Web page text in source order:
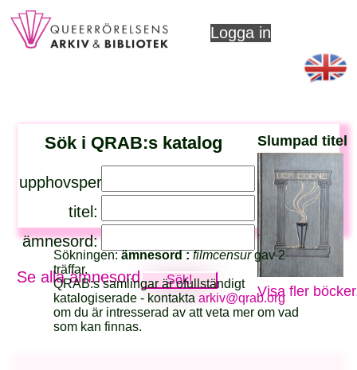
Logga in
Sök i QRAB:s katalog
upphovsperson:
titel:
ämnesord:
Se alla ämnesord
Slumpad titel
Visa fler
Sökningen:ämnesord :filmcensurgav 2
träffar.
QRAB:s samlingar är ofullständigt
katalogiserade - kontaktaarkiv@qrab.org
om du är intresserad av att veta mer om vad
som kan finnas.